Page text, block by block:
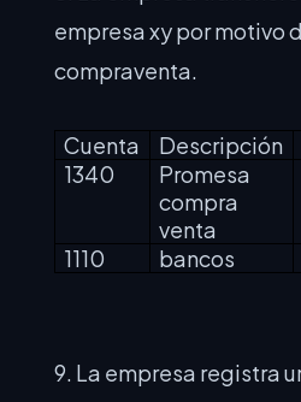
empresa xy por motivo
compraventa.
Cuenta Descripción
1340
Promesa
compra
venta
1110 bancos
9. La empresa registra